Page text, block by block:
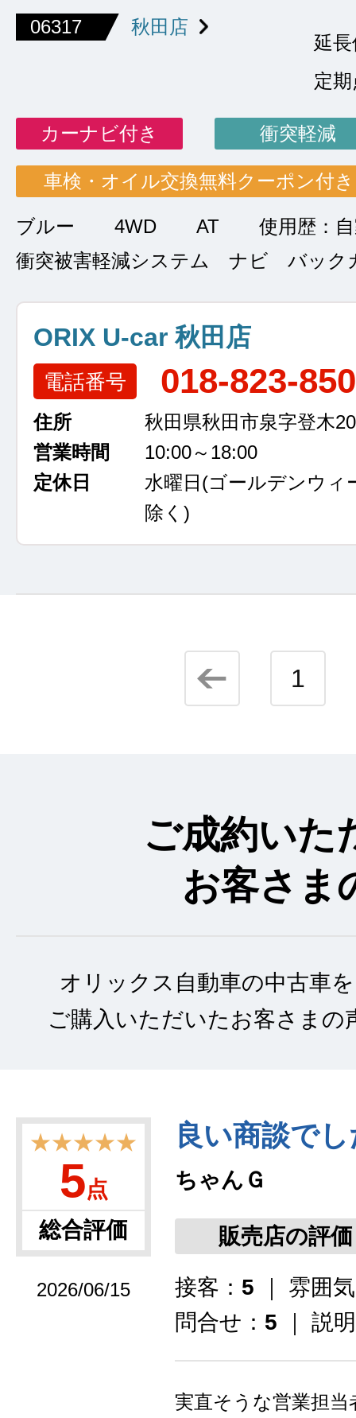
06317 秋田店
延
定
カーナビ付き 衝突軽減
車検・オイル交換無料クーポン付き
ブルー 4WD AT
使用歴：
衝突被害軽減システム ナビ バック
ORIX U-car 秋田店
電話番号 018-823-
住所
秋田県秋田市泉字登木
営業時間
10:00～18:00
定休日
水曜日 (ゴールデンウィ
除く)
1
ご成約いた
お客さま
オリックス自動車の中古車
ご購入いただいたお客さまの
★★★★★
5点
総合評価
2026/06/15
良い商談で
ちゃんＧ
販売店の評価
接客： 5 ｜ 雰囲
問合せ： 5 ｜ 説
実直そうな営業担